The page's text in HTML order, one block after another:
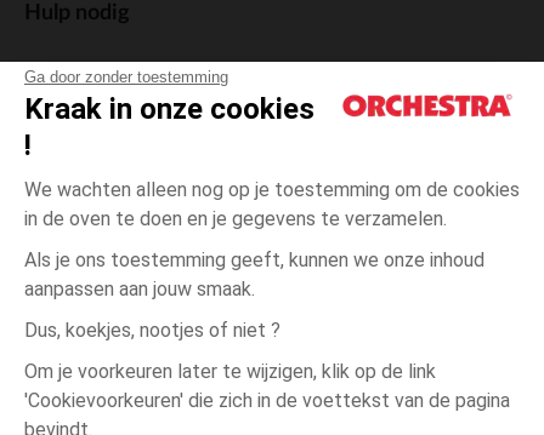
Ga door zonder toestemming
Kraak in onze cookies
!
We wachten alleen nog op je toestemming om de cookies
in de oven te doen en je gegevens te verzamelen.
Als je ons toestemming geeft, kunnen we onze inhoud
aanpassen aan jouw smaak.
Dus, koekjes, nootjes of niet ?
Om je voorkeuren later te wijzigen, klik op de link
'Cookievoorkeuren' die zich in de voettekst van de pagina
bevindt.
Ecru Ecru 2
Hulp nodig
Algemene verkoopsvoorwaarden
Wettelijke bepalingen
Persoonsgegevens